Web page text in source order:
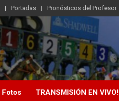
Portadas Pronósticos del Profesor
Fotos TRANSMISIÓN EN VIVO!